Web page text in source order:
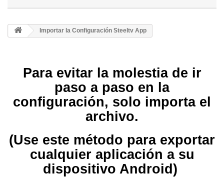
Importar la Configuración Steeltv App
Para evitar la molestia de ir
paso a paso en la
configuración, solo importa el
archivo.
(Use este método para exportar
cualquier aplicación a su
dispositivo Android)